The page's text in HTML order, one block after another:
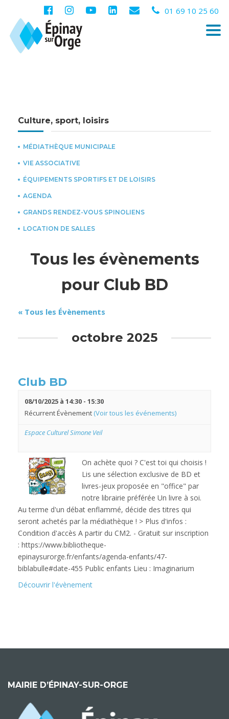
01 69 10 25 60
Culture, sport, loisirs
MÉDIATHÈQUE MUNICIPALE
VIE ASSOCIATIVE
ÉQUIPEMENTS SPORTIFS ET DE LOISIRS
AGENDA
GRANDS RENDEZ-VOUS SPINOLIENS
LOCATION DE SALLES
Tous les évènements
pour Club BD
« Tous les Évènements
octobre 2025
Club BD
08/10/2025 à 14:30 - 15:30
Récurrent Évènement (Voir tous les événements)
Espace Culturel Simone Veil
On achète quoi ? C'est toi qui choisis !
Lis une sélection exclusive de BD et
livres-jeux proposée en "office" par
notre librairie préférée Un livre à soi.
Au terme d'un débat enflammé, décide des titres qui
seront achetés par la médiathèque ! > Plus d'infos :
Condition d'accès A partir du CM2. - Gratuit sur inscription
: https://www.bibliotheque-
epinaysurorge.fr/enfants/agenda-enfants/47-
biblabulle#date-455 Public enfants Lieu : Imaginarium
Découvrir l'évènement
MAIRIE D’ÉPINAY-SUR-ORGE